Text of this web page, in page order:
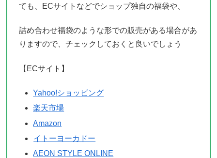
ても、ECサイトなどでショップ独自の福袋や、
詰め合わせ福袋のような形での販売がある場合があ
りますので、チェックしておくと良いでしょう
【ECサイト】
Yahoo!ショッピング
楽天市場
Amazon
イトーヨーカドー
AEON STYLE ONLINE